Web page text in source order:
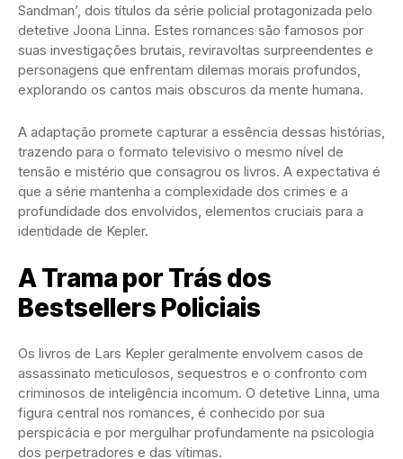
Sandman’, dois títulos da série policial protagonizada pelo
detetive Joona Linna. Estes romances são famosos por
suas investigações brutais, reviravoltas surpreendentes e
personagens que enfrentam dilemas morais profundos,
explorando os cantos mais obscuros da mente humana.
A adaptação promete capturar a essência dessas histórias,
trazendo para o formato televisivo o mesmo nível de
tensão e mistério que consagrou os livros. A expectativa é
que a série mantenha a complexidade dos crimes e a
profundidade dos envolvidos, elementos cruciais para a
identidade de Kepler.
A Trama por Trás dos
Bestsellers Policiais
Os livros de Lars Kepler geralmente envolvem casos de
assassinato meticulosos, sequestros e o confronto com
criminosos de inteligência incomum. O detetive Linna, uma
figura central nos romances, é conhecido por sua
perspicácia e por mergulhar profundamente na psicologia
dos perpetradores e das vítimas.